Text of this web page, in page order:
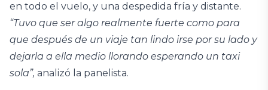
en todo el vuelo, y una despedida fría y distante.
“Tuvo que ser algo realmente fuerte como para
que después de un viaje tan lindo irse por su lado y
dejarla a ella medio llorando esperando un taxi
sola”, analizó la panelista.